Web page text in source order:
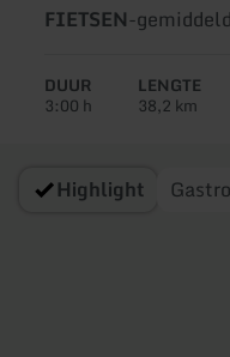
Soort
FIETSEN-gemiddeld
DUUR
3:00 h
LENGTE
38,2 km
Highlight